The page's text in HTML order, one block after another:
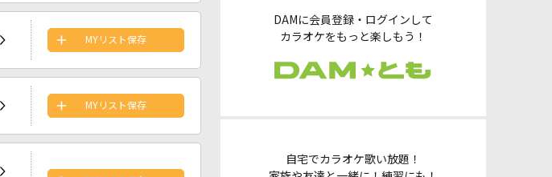
DAMに会員登録・ログインして
カラオケをもっと楽しもう！
自宅でカラオケ歌い放題！
MYリスト保存
MYリスト保存